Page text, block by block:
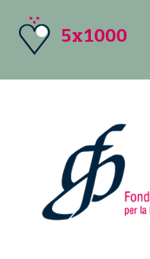
5x1000